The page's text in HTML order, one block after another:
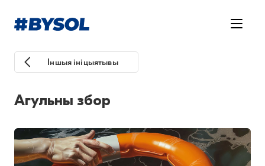
Іншыя ініцыятывы
Агульны збор